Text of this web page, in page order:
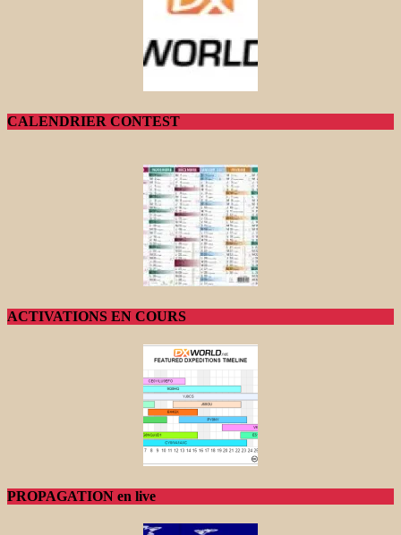
CALENDRIER CONTEST
ACTIVATIONS EN COURS
PROPAGATION en live